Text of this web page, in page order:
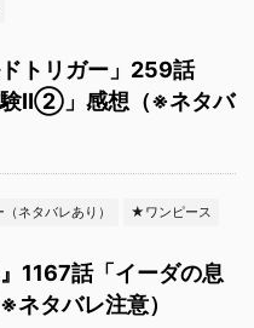
トリガー」259話
験Ⅱ②」感想（※ネタバ
ネタバレあり） ★ワンピース
』1167話「イーダの息
ネタバレ注意）